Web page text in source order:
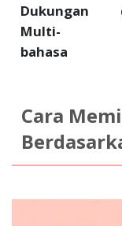
Dukungan
Multi-
bahasa
Cara